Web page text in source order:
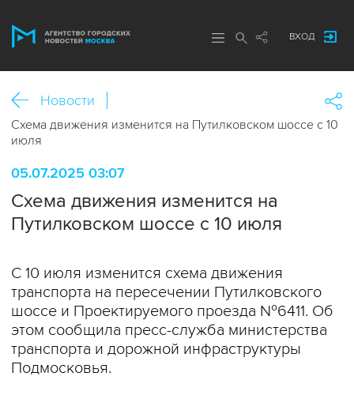
ВХОД
Новости
Схема движения изменится на Путилковском шоссе с 10
июля
05.07.2025 03:07
Схема движения изменится на
Путилковском шоссе с 10 июля
С 10 июля изменится схема движения
транспорта на пересечении Путилковского
шоссе и Проектируемого проезда №6411. Об
этом сообщила пресс-служба министерства
транспорта и дорожной инфраструктуры
Подмосковья.